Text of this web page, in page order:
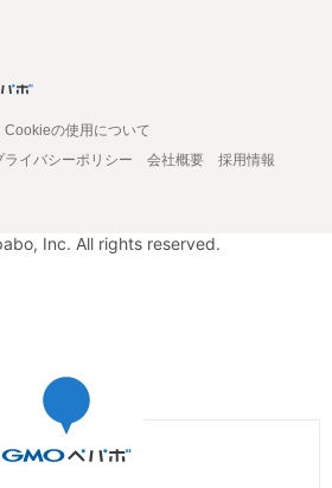
Cookieの使用について
ライバシーポリシー 会社概要
採用情報
Inc. All rights reserved.